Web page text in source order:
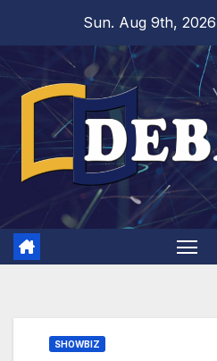
content
Sun. Aug 9th, 2026
SHOWBIZ